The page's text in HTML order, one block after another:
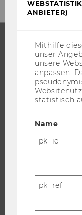
STUDIUM
WARUM WU?
BACHELOR
DOKTORAT / PHD
ANGEBOTE FÜR
ANBIETER)
Mithilfe
unser
unsere
anpassen.
statistisch
Name
_pk_id
_pk_ref